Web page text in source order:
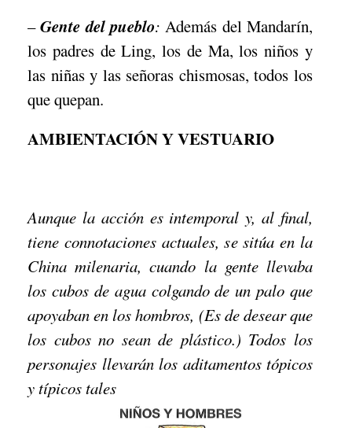
–Gente del pueblo:Además del Mandarín,
los padres de Ling, los de Ma, los niños y
las niñas y las señoras chismosas, todos los
que quepan.
AMBIENTACIÓN Y VESTUARIO
Aunque la acción es intemporal y, al final,
tiene connotaciones actuales, se sitúa en la
China milenaria, cuando la gente llevaba
los cubos de agua colgando de un palo que
apoyaban en los hombros, (Es de desear que
los cubos no sean de plástico.) Todos los
personajes llevarán los aditamentos tópicos
y típicos tales